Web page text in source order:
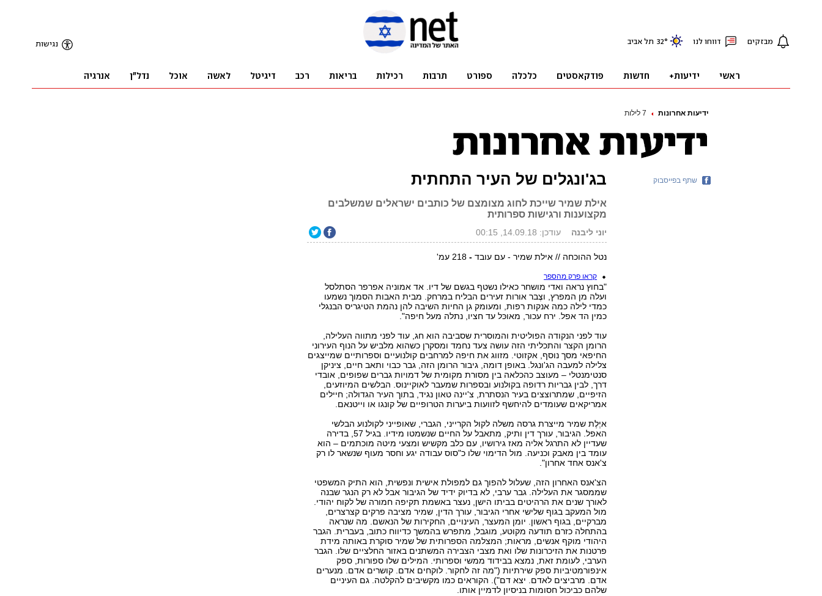
ידיעות אחרונות 7 לילות
בג'ונגלים של העיר התחתית
אילת שמיר שייכת לחוג מצומצם של כותבים ישראלים שמשלבים
מקצוענות ורגישות ספרותית
יוני ליבנה עודכן: 14.09.18, 00:15
נטל ההוכחה // אילת שמיר - עם עובד -218 עמ'
קראו פרק מהספר
"בחוץ נראה ואדי מושחר כאילו נשטף בגשם של דיו. אד אמוניה אפרפר הסתלסל
ועלה מן המפרץ, וצֶבר אורות זעירים הבליח במרחק. מבית האבות הסמוך נשמעו
כמדי לילה כמה אנקות רפות, ומעומק גן החיות השיבה להן נהמת הטיגריס הבנגלי
כמין הד אפל. ירח עכור, מאוכּל עד חציו, נתלה מעל חיפה".
עוד לפני הנקודה הפוליטית והמוסרית שסביבה הוא חג, עוד לפני מתווה העלילה,
הרומן הקצר והתכליתי הזה עושה צעד נחמד ומסקרן כשהוא מלביש על הנוף העירוני
החיפאי מסך נוסף, אקזוטי. מזווג את חיפה למרחבים קולנועיים וספרותיים שמייצגים
צלילה למעבה הג'ונגל. באופן דומה, גיבור הרומן הזה, גבר כבוי ותאב חיים, ציניקן
סנטימנטלי – מעוצב כהכלאה בין מסורת מקומית של דמויות גברים שפופים, אובדי
דרך, לבין גבריות רדופה בקולנוע ובספרות שמעבר לאוקיינוס. הבלשים המיוזעים,
הזיפיים, שמתרוצצים בעיר הנסתרת, צ'יינה טאון נגיד, בתוך העיר הגדולה; חיילים
אמריקאים שעומדים להיחשף לזוועות ביערות הטרופיים של קונגו או וייטנאם.
איֶלֶת שמיר מייצרת גרסה משלה לקול הקרייני, הגברי, שאופייני לקולנוע הבלשי
האפל. הגיבור, עורך דין ותיק, מתאבל על החיים שנשמטו מידיו. בגיל 57, בדירה
שעדיין לא התרגל אליה מאז גירושיו, עם כלב מקשיש ומצעי מיטה מוכתמים – הוא
עומד בין מאבק וכניעה. מול הדימוי שלו כ"סוס עבודה יגע וחסר מעוף שנשאר לו רק
צ'אנס אחד אחרון".
הצ'אנס האחרון הזה, שעלול להפוך גם למפולת אישית ונפשית, הוא התיק המשפטי
שממסגר את העלילה. גבר ערבי, לא בדיוק ידיד של הגיבור אבל לא רק הנגר שבנה
לאורך שנים את הרהיטים בביתו הישן, נעצר באשמת תקיפה חמורה של לקוח יהודי.
מול המעקב בגוף שלישי אחרי הגיבור, עורך הדין, שמיר מציבה פרקים קצרצרים,
מברקיים, בגוף ראשון. יומן המעצר, העינויים, החקירות של הנאשם. מה שנראה
בהתחלה כזרם תודעה מקוטע, מוגבל, מתפרש בהמשך כדיווח כתוב, בעברית. הגבר
היהודי מוקף אנשים, מראות; המצלמה הספרותית של שמיר סוקרת באותה מידת
פרטנות את הזיכרונות שלו ואת מצבי הצבירה המשתנים באזור החלציים שלו. הגבר
הערבי, לעומת זאת, נמצא בבידוד ממשי וספרותי. המילים שלו ספורות, ספק
אינפורמטיביות ספק שירתיות ("מה זה לחקור. לוקחים אדם. קושרים אדם. מנערים
אדם. מרביצים לאדם. יצא דם"). הקוראים כמו מקשיבים להקלטה. גם העיניים
שלהם כביכול חסומות בניסיון לדמיין אותו.
שתף בפייסבוק